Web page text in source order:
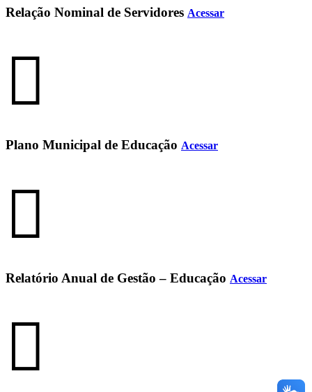
Relação Nominal de Servidores Acessar
Plano Municipal de Educação Acessar
Relatório Anual de Gestão – Educação Acessar